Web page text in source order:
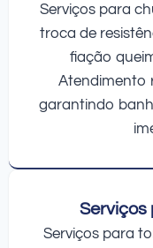
Serviços para
troca de
fiação
Atendimento
garantindo
Serviços
Serviços para